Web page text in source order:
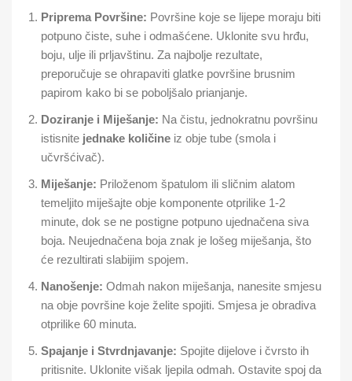
Priprema Površine: Površine koje se lijepe moraju biti
potpuno čiste, suhe i odmašćene. Uklonite svu hrđu,
boju, ulje ili prljavštinu. Za najbolje rezultate,
preporučuje se ohrapaviti glatke površine brusnim
papirom kako bi se poboljšalo prianjanje.
Doziranje i Miješanje: Na čistu, jednokratnu površinu
istisnite jednake količine iz obje tube (smola i
učvršćivač).
Miješanje: Priloženom špatulom ili sličnim alatom
temeljito miješajte obje komponente otprilike 1-2
minute, dok se ne postigne potpuno ujednačena siva
boja. Neujednačena boja znak je lošeg miješanja, što
će rezultirati slabijim spojem.
Nanošenje: Odmah nakon miješanja, nanesite smjesu
na obje površine koje želite spojiti. Smjesa je obradiva
otprilike 60 minuta.
Spajanje i Stvrdnjavanje: Spojite dijelove i čvrsto ih
pritisnite. Uklonite višak ljepila odmah. Ostavite spoj da